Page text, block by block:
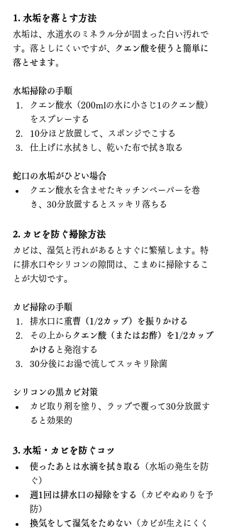
1. 水垢を落とす方法
水垢は、水道水のミネラル分が固まった白い汚れで
す。落としにくいですが、
クエン酸を使うと簡単に
落とせます。
水垢掃除の手順
クエン酸水（200mlの水に小さじ1のクエン酸）
をスプレーする
10分ほど放置して、スポンジでこする
仕上げに水拭きし、乾いた布で拭き取る
蛇口の水垢がひどい場合
クエン酸水を含ませたキッチンペーパーを巻
き、30分放置するとスッキリ落ちる
2. カビを防ぐ掃除方法
カビは、湿気と汚れがあるとすぐに繁殖します。特
に排水口やシリコンの隙間は、こまめに掃除するこ
とが大切です。
カビ掃除の手順
排水口に重曹（1/2カップ）を振りかける
その上から クエン酸（またはお酢）を1/2カップ
かける と発泡する
30分後にお湯で流してスッキリ除菌
シリコンの黒カビ対策
カビ取り剤を塗り、ラップで覆って30分放置す
ると効果的
3. 水垢・カビを防ぐコツ
使ったあとは水滴を拭き取る
（水垢の発生を防
ぐ）
週1回は排水口の掃除をする
（カビやぬめりを予
防）
換気をして湿気をためない （カビが生えにくく